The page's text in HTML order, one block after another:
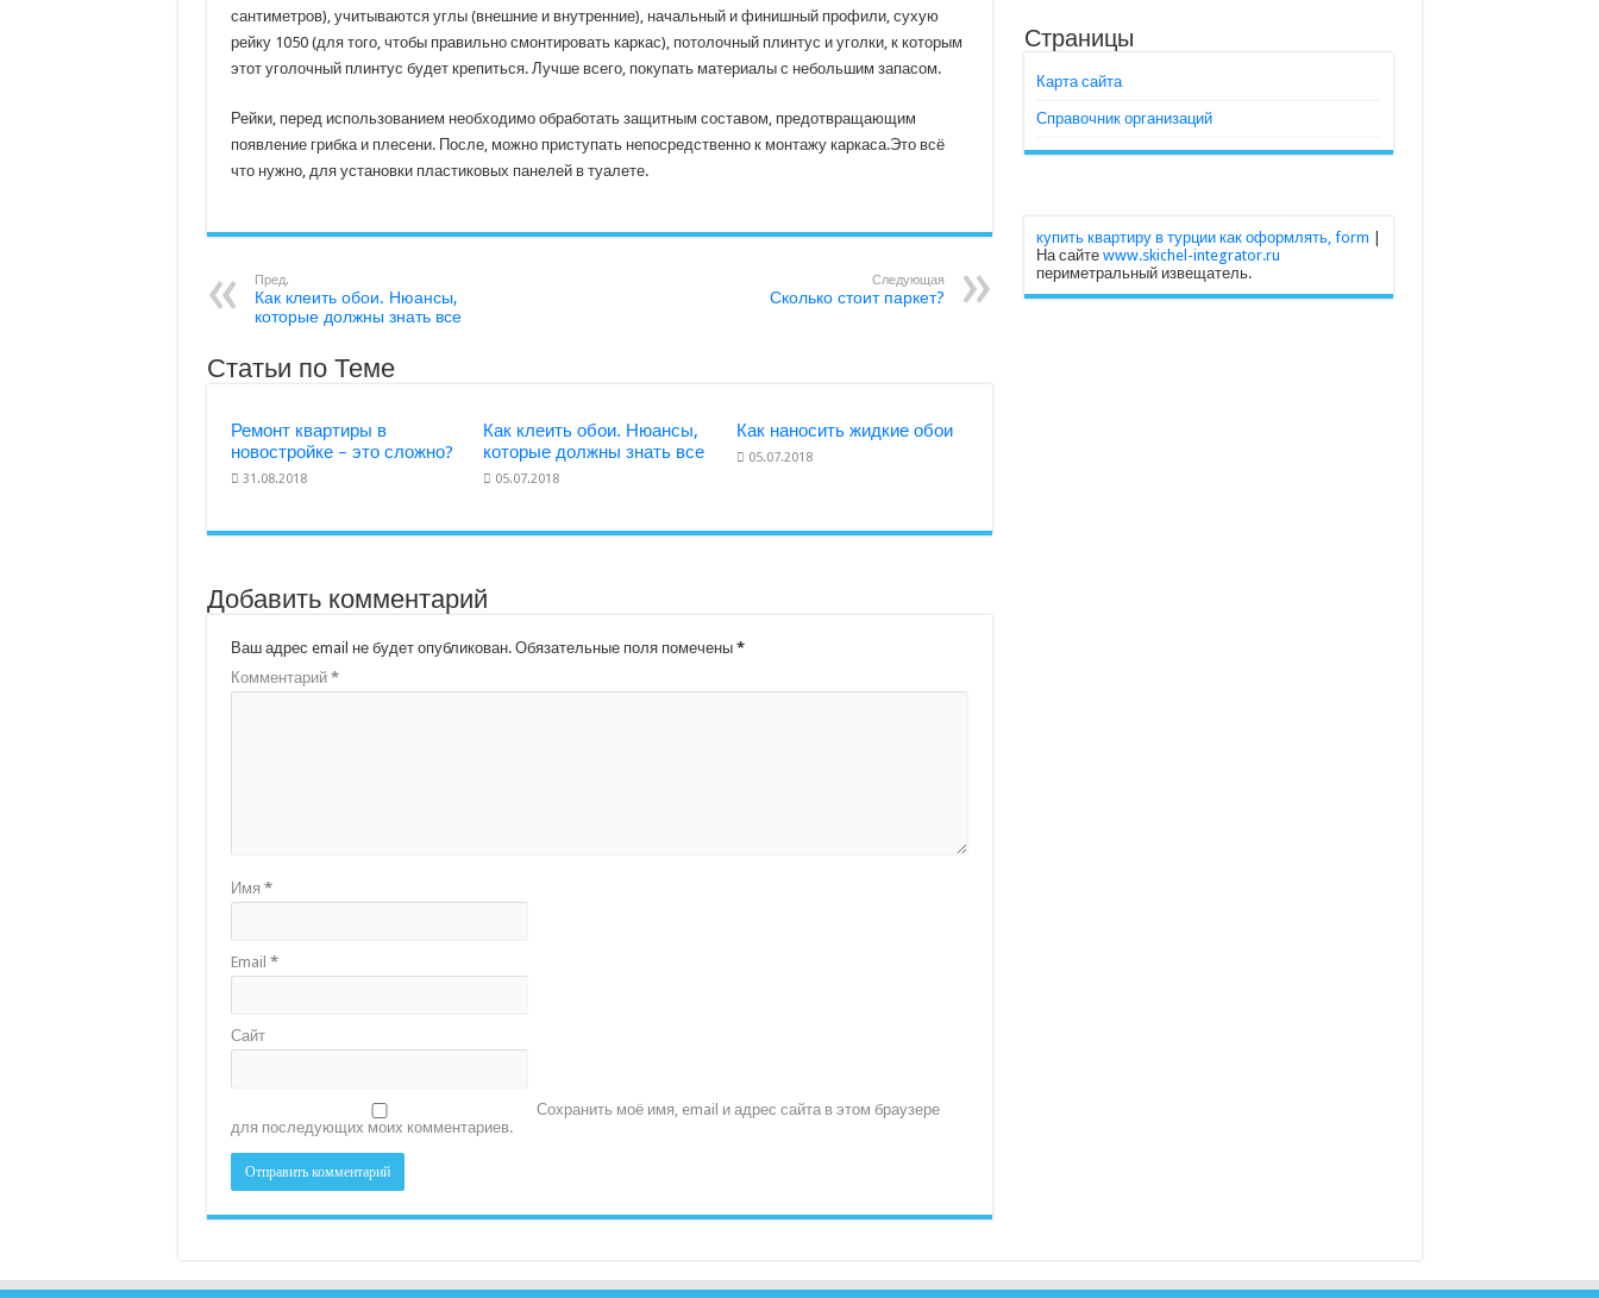
сантиметров), учитываются углы (внешние и внутренние), начальный и финишный профили, сухую
рейку 1050 (для того, чтобы правильно смонтировать каркас), потолочный плинтус и уголки, к которым
этот уголочный плинтус будет крепиться. Лучше всего, покупать материалы с небольшим запасом.
Рейки, перед использованием необходимо обработать защитным составом, предотвращающим
появление грибка и плесени. После, можно приступать непосредственно к монтажу каркаса.Это всё
что нужно, для установки пластиковых панелей в туалете.
Пред.
Как клеить обои. Нюансы,
которые должны знать все
Следующая
Сколько стоит паркет?
Статьи по Теме
Ремонт квартиры в
новостройке – это сложно?
31.08.2018
Как клеить обои. Нюансы,
которые должны знать все
05.07.2018
Как наносить жидкие обои
05.07.2018
Добавить комментарий
Ваш адрес email не будет опубликован. Обязательные поля помечены *
Комментарий *
Имя *
Email *
Сайт
Сохранить моё имя, email и адрес сайта в этом браузере
для последующих моих комментариев.
Страницы
Карта сайта
Справочник организаций
купить квартиру в турции как оформлять, form
На сайте www.skichel-integrator.ru
периметральный извещатель.